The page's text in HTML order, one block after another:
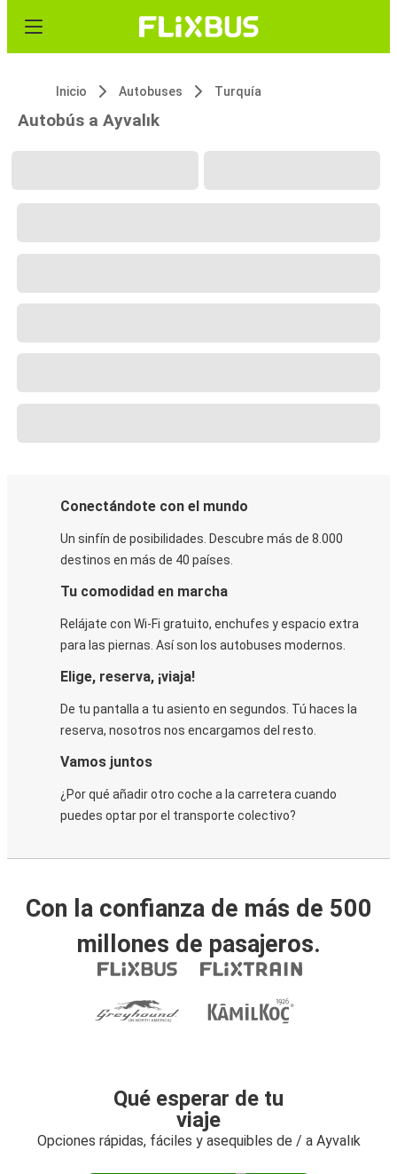
Inicio Autobuses Turquía
Autobús a Ayvalık
Conectándote con el mundo
Un sinfín de posibilidades. Descubre más de 8.000
destinos en más de 40 países.
Tu comodidad en marcha
Relájate con Wi-Fi gratuito, enchufes y espacio extra
para las piernas. Así son los autobuses modernos.
Elige, reserva, ¡viaja!
De tu pantalla a tu asiento en segundos. Tú haces la
reserva, nosotros nos encargamos del resto.
Vamos juntos
¿Por qué añadir otro coche a la carretera cuando
puedes optar por el transporte colectivo?
Con la confianza de más de 500
millones de pasajeros.
Qué esperar de tu
viaje
Opciones rápidas, fáciles y asequibles de / a Ayvalık